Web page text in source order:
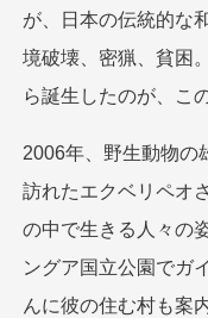
が、日本の伝統的な
境破壊、密猟、貧困
ら誕生したのが、こ
2006年、野生動物の
訪れたエクベリペオ
の中で生きる人々の
ングア国立公園でガ
んに彼の住む村も案